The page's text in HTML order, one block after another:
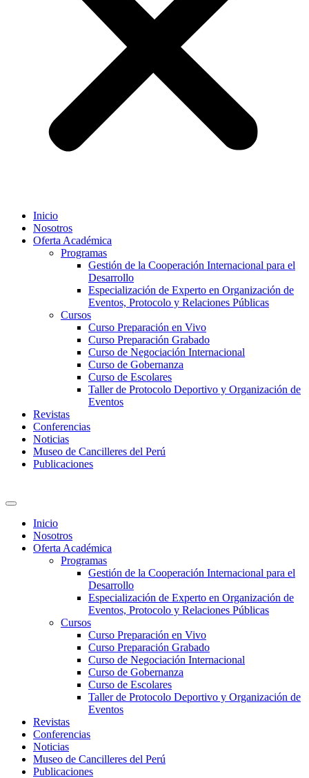
Inicio
Nosotros
Oferta Académica
Programas
Gestión de la Cooperación Internacional para el
Desarrollo
Especialización de Experto en Organización de
Eventos, Protocolo y Relaciones Públicas
Cursos
Curso Preparación en Vivo
Curso Preparación Grabado
Curso de Negociación Internacional
Curso de Gobernanza
Curso de Escolares
Taller de Protocolo Deportivo y Organización de
Eventos
Revistas
Conferencias
Noticias
Museo de Cancilleres del Perú
Publicaciones
Inicio
Nosotros
Oferta Académica
Programas
Gestión de la Cooperación Internacional para el
Desarrollo
Especialización de Experto en Organización de
Eventos, Protocolo y Relaciones Públicas
Cursos
Curso Preparación en Vivo
Curso Preparación Grabado
Curso de Negociación Internacional
Curso de Gobernanza
Curso de Escolares
Taller de Protocolo Deportivo y Organización de
Eventos
Revistas
Conferencias
Noticias
Museo de Cancilleres del Perú
Publicaciones